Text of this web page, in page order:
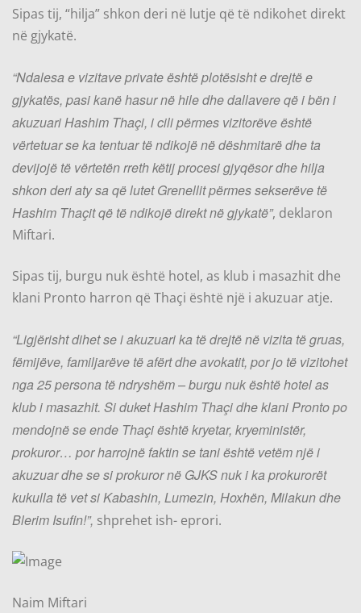
Sipas tij, “hilja” shkon deri në lutje që të ndikohet direkt
në gjykatë.
“Ndalesa e vizitave private është plotësisht e drejtë e
gjykatës, pasi kanë hasur në hile dhe dallavere që i bën i
akuzuari Hashim Thaçi, i cili përmes vizitorëve është
vërtetuar se ka tentuar të ndikojë në dëshmitarë dhe ta
devijojë të vërtetën rreth këtij procesi gjyqësor dhe hilja
shkon deri aty sa që lutet Grenellit përmes sekserëve të
Hashim Thaçit që të ndikojë direkt në gjykatë”, deklaron
Miftari.
Sipas tij, burgu nuk është hotel, as klub i masazhit dhe
klani Pronto harron që Thaçi është një i akuzuar atje.
“Ligjërisht dihet se i akuzuari ka të drejtë në vizita të gruas,
fëmijëve, familjarëve të afërt dhe avokatit, por jo të vizitohet
nga 25 persona të ndryshëm – burgu nuk është hotel as
klub i masazhit. Si duket Hashim Thaçi dhe klani Pronto po
mendojnë se ende Thaçi është kryetar, kryeministër,
prokuror… por harrojnë faktin se tani është vetëm një i
akuzuar dhe se si prokuror në GJKS nuk i ka prokurorët
kukulla të vet si Kabashin, Lumezin, Hoxhën, Milakun dhe
Blerim Isufin!”, shprehet ish- eprori.
Naim Miftari